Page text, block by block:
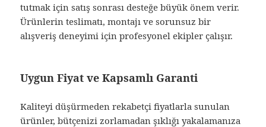
tutmak için satış sonrası desteğe büyük önem verir.
Ürünlerin teslimatı, montajı ve sorunsuz bir
alışveriş deneyimi için profesyonel ekipler çalışır.
Uygun Fiyat ve Kapsamlı Garanti
Kaliteyi düşürmeden rekabetçi fiyatlarla sunulan
ürünler, bütçenizi zorlamadan şıklığı yakalamanıza